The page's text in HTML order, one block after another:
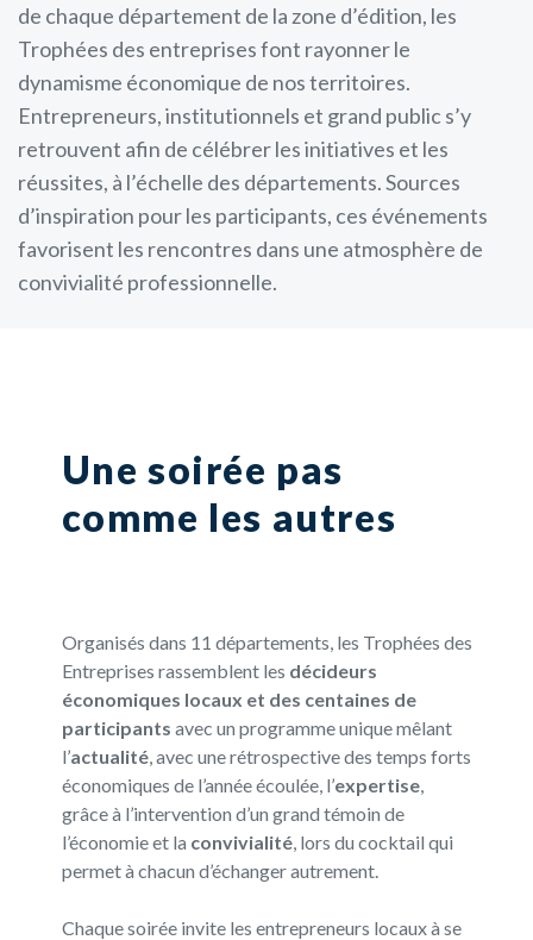
de chaque département de la zone d’édition, les
Trophées des entreprises font rayonner le
dynamisme économique de nos territoires.
Entrepreneurs, institutionnels et grand public s’y
retrouvent afin de célébrer les initiatives et les
réussites, à l’échelle des départements. Sources
d’inspiration pour les participants, ces événements
favorisent les rencontres dans une atmosphère de
convivialité professionnelle.
Une soirée pas
comme les autres
Organisés dans 11 départements, les Trophées des
Entreprises rassemblent les décideurs
économiques locaux et des centaines de
participants avec un programme unique mêlant
l’actualité, avec une rétrospective des temps forts
économiques de l’année écoulée, l’expertise,
grâce à l’intervention d’un grand témoin de
l’économie et la convivialité, lors du cocktail qui
permetà chacun d’échanger autrement.
Chaque soirée invite les entrepreneurs locaux à se